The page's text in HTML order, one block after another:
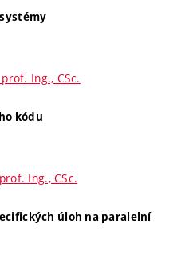
Ing., CSc.
kódu
Ing., CSc.
úloh na paralelní